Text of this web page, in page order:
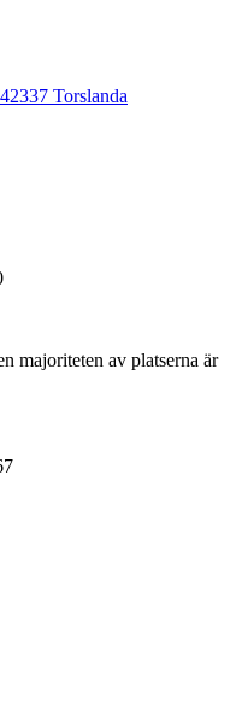
Torslanda
majoriteten av platserna är